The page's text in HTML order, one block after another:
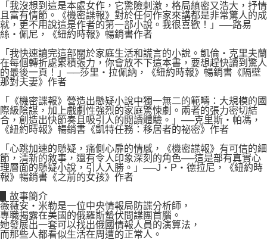
「我沒想到這是本處女作，它驚險刺激，格局縝密又浩大，抒情
且富有情節。《機密諜報》對於任何作家來講都是非常驚人的成
就，更不用說這是作者的第一部小說。我很喜歡！」──路易
絲‧佩尼，《紐約時報》暢銷書作者
「我快速讀完這部關於家庭生活和謊言的小說。凱倫‧克里夫蘭
在每個轉折處累積張力，你會放不下這本書，要想趕快讀到驚人
的最後一頁！」──莎里‧拉佩納，《紐約時報》暢銷書《隔壁
那對夫妻》作者
「《機密諜報》營造出懸疑小說中獨一無二的範疇：大規模的國
際級陰謀，加上戲劇性強烈的家庭驚悚劇。兩者的張力密切結
合，創造出快節奏且吸引人的閱讀體驗。」──克里斯‧帕馮，
《紐約時報》暢銷書《凱特任務：移居者的祕密》作者
「心跳加速的懸疑，痛側心扉的情感，《機密諜報》有可信的細
節，清新的敘事，還有令人印象深刻的角色──這是部有真實心
理層面的懸疑小說，引人入勝。」──J‧P‧德拉尼，《紐約時
報》暢銷書《之前的女孩》作者
▋故事簡介
薇薇安‧米勒是一位中央情報局防諜分析師，
專職揭露在美國的俄羅斯蟄伏間諜團首腦。
她發展出一套可以找出俄國情報人員的演算法，
而那些人都看似生活在周遭的正常人。